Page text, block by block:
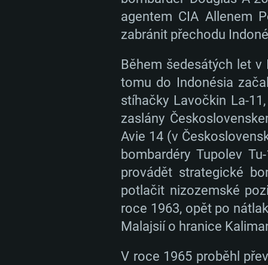
agentem CIA Allenem
zabránit přechodu
Během šedesátých let v
tomu do Indonésia
stíhačky Lavočkin La-
zaslány
Avie 14 (v
bombardéry Tupolev
provádět strategické
potlačit nizozemské
roce 1963, opět po
Malajsií o hranice
V roce 1965 proběhl